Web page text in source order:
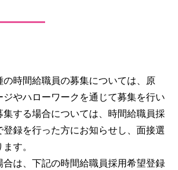
時間給職員の募集については、原
やハローワークを通じて募集を行い
集する場合については、時間給職員採
録を行った方にお知らせし、面接選
す。
は、下記の時間給職員採用希望登録